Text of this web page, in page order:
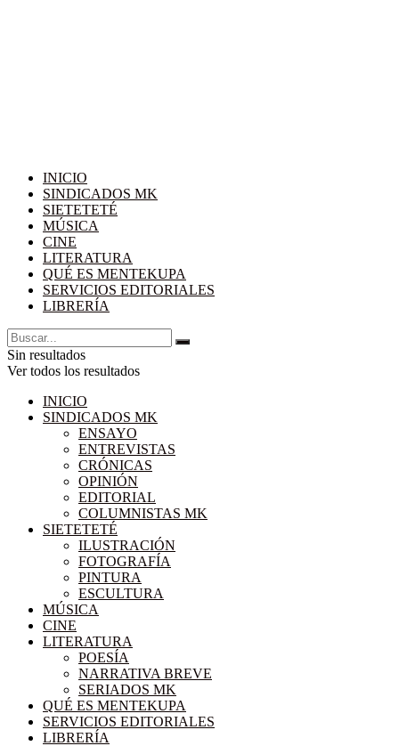
INICIO
SINDICADOS MK
SIETETETÉ
MÚSICA
CINE
LITERATURA
QUÉ ES MENTEKUPA
SERVICIOS EDITORIALES
LIBRERÍA
Sin resultados
Ver todos los resultados
INICIO
SINDICADOS MK
ENSAYO
ENTREVISTAS
CRÓNICAS
OPINIÓN
EDITORIAL
COLUMNISTAS MK
SIETETETÉ
ILUSTRACIÓN
FOTOGRAFÍA
PINTURA
ESCULTURA
MÚSICA
CINE
LITERATURA
POESÍA
NARRATIVA BREVE
SERIADOS MK
QUÉ ES MENTEKUPA
SERVICIOS EDITORIALES
LIBRERÍA